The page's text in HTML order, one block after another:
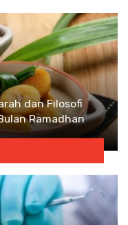
dan Filosofi
Ramadhan